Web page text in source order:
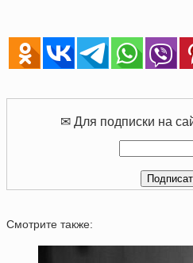
✉ Для подписки на
Смотрите также: